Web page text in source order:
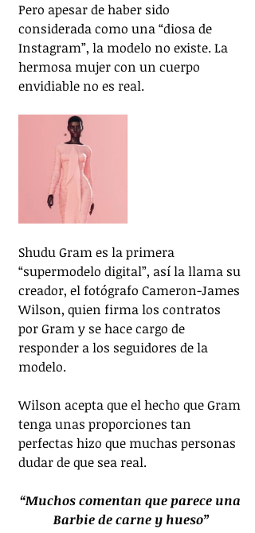
Pero apesar de haber sido
considerada como una “diosa de
Instagram”, la modelo no existe. La
hermosa mujer con un cuerpo
envidiable no es real.
Shudu Gram es la primera
“supermodelo digital”, así la llama su
creador, el fotógrafo Cameron-James
Wilson, quien firma los contratos
por Gram y se hace cargo de
responder a los seguidores de la
modelo.
Wilson acepta que el hecho que Gram
tenga unas proporciones tan
perfectas hizo que muchas personas
dudar de que sea real.
“Muchos comentan que parece una
Barbie de carne y hueso”